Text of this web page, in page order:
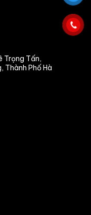
Trọng Tấn,
Thành Phố Hà